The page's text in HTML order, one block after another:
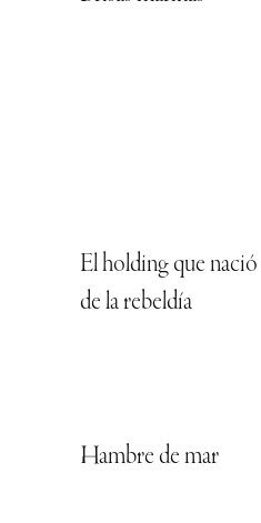
El holding que nació
de la rebeldía
Hambre de mar